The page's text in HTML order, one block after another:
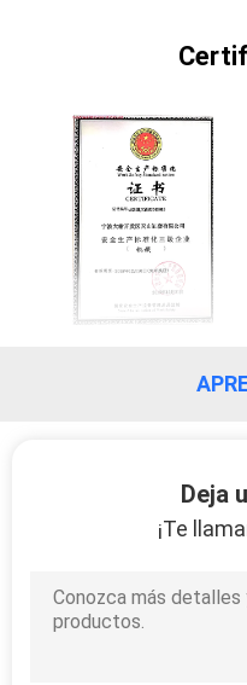
FÁBRICA
CONTROL
CALIDAD
NOTICIAS
Deja
¡Te